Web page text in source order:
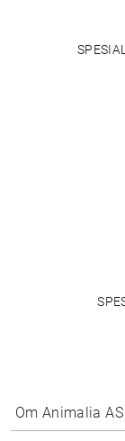
Om Animalia AS